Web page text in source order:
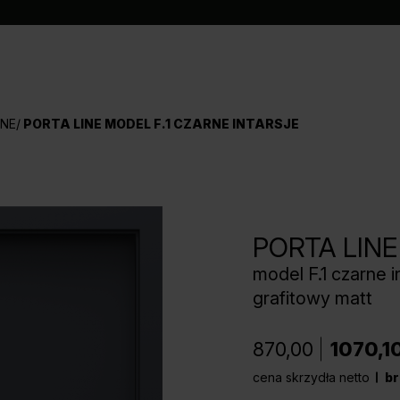
PORTA LINE MODEL F.1 CZARNE INTARSJE
PORTA LINE
model F.1 czarne
grafitowy matt
870,00
cena skrzydła netto